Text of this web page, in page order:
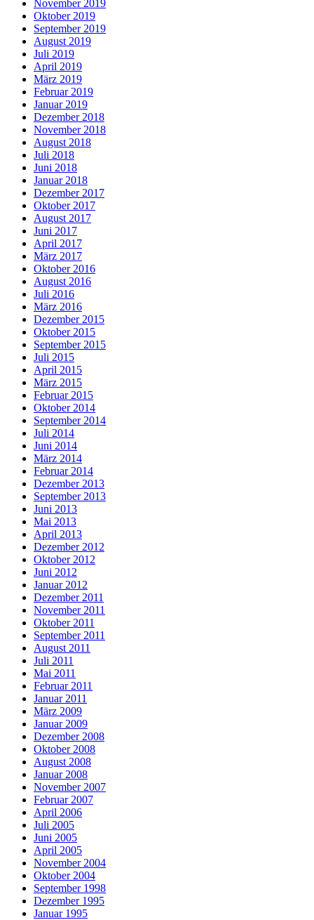
November 2019
Oktober 2019
September 2019
August 2019
Juli 2019
April 2019
März 2019
Februar 2019
Januar 2019
Dezember 2018
November 2018
August 2018
Juli 2018
Juni 2018
Januar 2018
Dezember 2017
Oktober 2017
August 2017
Juni 2017
April 2017
März 2017
Oktober 2016
August 2016
Juli 2016
März 2016
Dezember 2015
Oktober 2015
September 2015
Juli 2015
April 2015
März 2015
Februar 2015
Oktober 2014
September 2014
Juli 2014
Juni 2014
März 2014
Februar 2014
Dezember 2013
September 2013
Juni 2013
Mai 2013
April 2013
Dezember 2012
Oktober 2012
Juni 2012
Januar 2012
Dezember 2011
November 2011
Oktober 2011
September 2011
August 2011
Juli 2011
Mai 2011
Februar 2011
Januar 2011
März 2009
Januar 2009
Dezember 2008
Oktober 2008
August 2008
Januar 2008
November 2007
Februar 2007
April 2006
Juli 2005
Juni 2005
April 2005
November 2004
Oktober 2004
September 1998
Dezember 1995
Januar 1995